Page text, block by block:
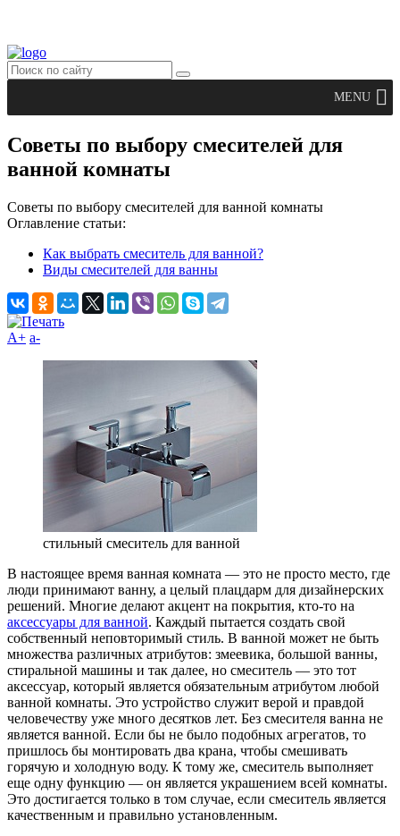
MENU
Советы по выбору смесителей для
ванной комнаты
Советы по выбору смесителей для ванной комнаты
Оглавление статьи:
Как выбрать смеситель для ванной?
Виды смесителей для ванны
A+ а-
стильный смеситель для ванной
В настоящее время ванная комната — это не просто место, где
люди принимают ванну, а целый плацдарм для дизайнерских
решений. Многие делают акцент на покрытия, кто-то на
аксессуары для ванной. Каждый пытается создать свой
собственный неповторимый стиль. В ванной может не быть
множества различных атрибутов: змеевика, большой ванны,
стиральной машины и так далее, но смеситель — это тот
аксессуар, который является обязательным атрибутом любой
ванной комнаты. Это устройство служит верой и правдой
человечеству уже много десятков лет. Без смесителя ванна не
является ванной. Если бы не было подобных агрегатов, то
пришлось бы монтировать два крана, чтобы смешивать
горячую и холодную воду. К тому же, смеситель выполняет
еще одну функцию — он является украшением всей комнаты.
Это достигается только в том случае, если смеситель является
качественным и правильно установленным.